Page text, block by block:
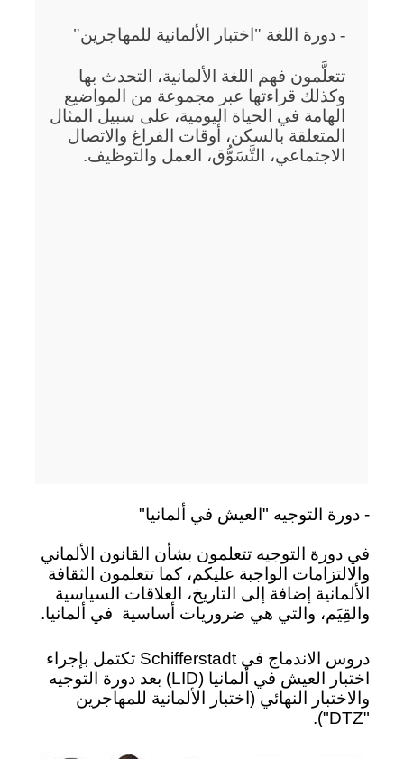
- دورة اللغة "اختبار الألمانية للمهاجرين"
تتعلَّمون فهم اللغة الألمانية، التحدث بها
وكذلك قراءتها عبر مجموعة من المواضيع
الهامة في الحياة اليومية، على سبيل المثال
المتعلقة بالسكن، أوقات الفراغ والاتصال
الاجتماعي، التَّسَوُّق، العمل والتوظيف.
- دورة التوجيه "العيش في ألمانيا"
في دورة التوجيه تتعلمون بشأن القانون الألماني
والالتزامات الواجبة عليكم، كما تتعلمون الثقافة
الألمانية إضافة إلى التاريخ، العلاقات السياسية
والقِيَم، والتي هي ضروريات أساسية في ألمانيا.
دروس الاندماج في Schifferstadt تكتمل بإجراء
اختبار العيش في ألمانيا (LID) بعد دورة التوجيه
والاختبار النهائي (اختبار الألمانية للمهاجرين
"DTZ").